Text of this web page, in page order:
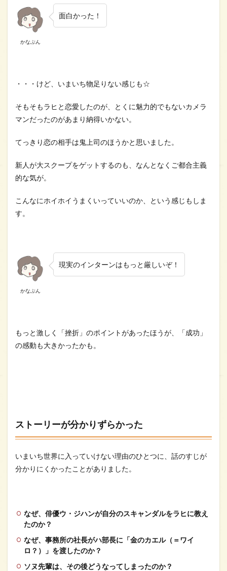
かなぶん
面白かった！
・・・けど、いまいち物足りない感じも☆
そもそもラヒと恋愛したのが、とくに魅力的でもないカメラ
マンだったのがあまり納得いかない。
てっきり恋の相手は鬼上司のほうかと思いました。
新人が大スクープをゲットするのも、なんとなくご都合主義
的な気が。
こんなにホイホイうまくいっていいのか、という感じもしま
す。
かなぶん
現実のインターンはもっと厳しいぞ！
もっと激しく「挫折」のポイントがあったほうが、「成功」
の感動も大きかったかも。
ストーリーが分かりずらかった
いまいち世界に入っていけない理由のひとつに、話のすじが
分かりにくかったことがありました。
なぜ、俳優ウ・ジハンが自分のスキャンダルをラヒに教え
たのか？
なぜ、事務所の社長がハ部長に「金のカエル（＝ワイ
ロ？）」を渡したのか？
ソヌ先輩は、その後どうなってしまったのか？